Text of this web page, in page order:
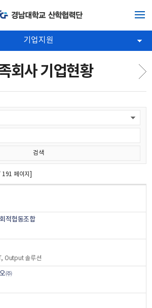
기업지원
회사 기업현황
페이지]
적협동조합
Output 솔루션
㈜